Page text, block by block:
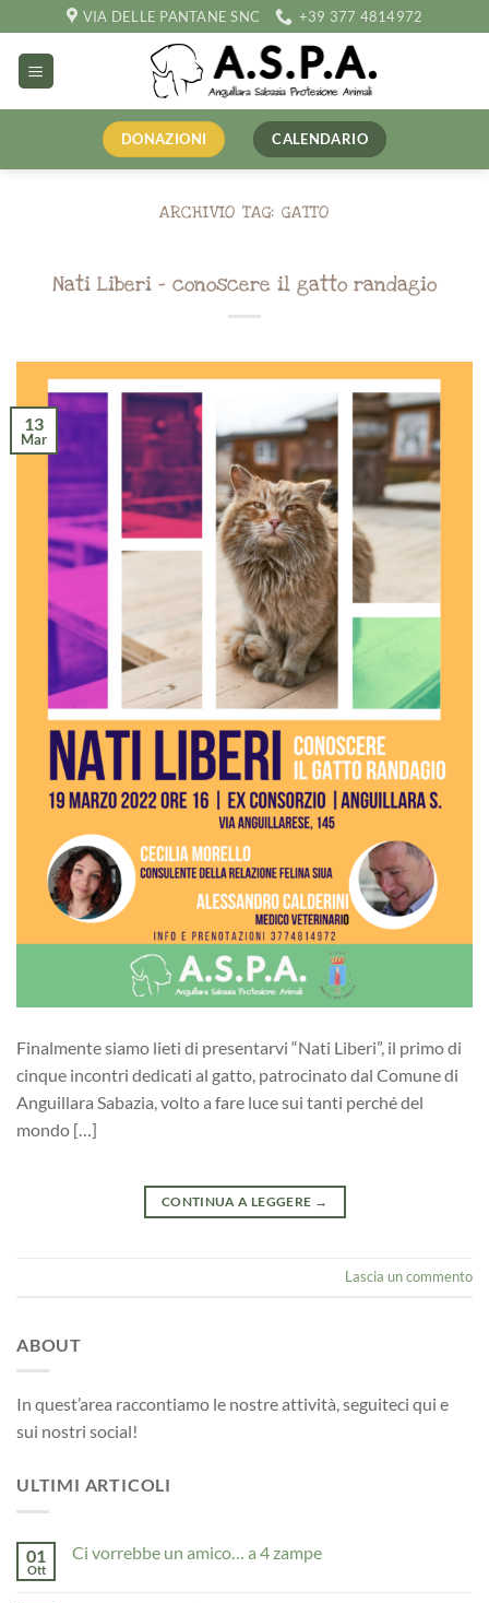
ai
contenuti
VIA DELLE PANTANE SNC +39 377 4814972
DONAZIONI CALENDARIO
ARCHIVIO TAG:GATTO
Nati Liberi – conoscere il gatto randagio
13
Mar
Finalmente siamo lieti di presentarvi “Nati Liberi”, il primo di
cinque incontri dedicati al gatto, patrocinato dal Comune di
Anguillara Sabazia, volto a fare luce sui tanti perché del
mondo […]
CONTINUA A LEGGERE →
Lascia un commento
ABOUT
In quest’area raccontiamo le nostre attività, seguiteci qui e
sui nostri social!
ULTIMI ARTICOLI
01
Ott
Ci vorrebbe un amico… a 4 zampe